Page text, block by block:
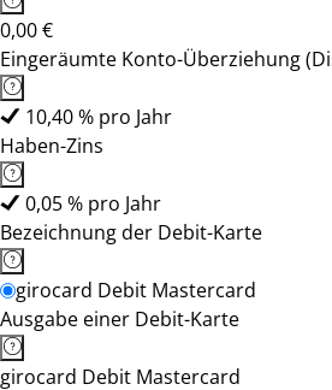
0,00 €
Eingeräumte Konto-Überziehung
10,40 % pro Jahr
Haben-Zins
0,05 % pro Jahr
Bezeichnung der Debit-Karte
girocard Debit Mastercard
Ausgabe einer Debit-Karte
girocard Debit Mastercard